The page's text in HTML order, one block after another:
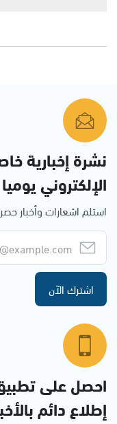
نشرة إخبارية
الإلكتروني يوميا
استلم اشعارات وأخبار
اشترك الآن
احصل على
إطلاع دائم